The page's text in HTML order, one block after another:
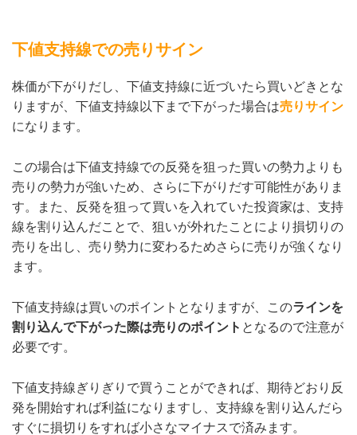
下値支持線での売りサイン
株価が下がりだし、下値支持線に近づいたら買いどきとな
りますが、下値支持線以下まで下がった場合は売りサイン
になります。
この場合は下値支持線での反発を狙った買いの勢力よりも
売りの勢力が強いため、さらに下がりだす可能性がありま
す。また、反発を狙って買いを入れていた投資家は、支持
線を割り込んだことで、狙いが外れたことにより損切りの
売りを出し、売り勢力に変わるためさらに売りが強くなり
ます。
下値支持線は買いのポイントとなりますが、このラインを
割り込んで下がった際は売りのポイント となるので注意が
必要です。
下値支持線ぎりぎりで買うことができれば、期待どおり反
発を開始すれば利益になりますし、支持線を割り込んだら
すぐに損切りをすれば小さなマイナスで済みます。